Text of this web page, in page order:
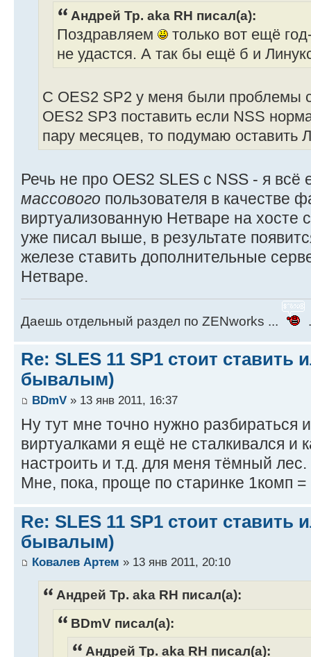
Андрей Тр. aka RH писал(а):
Поздравляем
только вот ещё
не удастся. А так бы ещё б и
С OES2 SP2 у меня были проблемы
OES2 SP3 поставить если NSS
пару месяцев, то подумаю оставить
Речь не про OES2 SLES с NSS - я
массового пользователя в качестве
виртуализованную Нетваре на хосте
уже писал выше, в результате
железе ставить дополнительные
Нетваре.
Даешь отдельный раздел по ZENworks ...
Re: SLES 11 SP1 стоит ставить
бывалым)
BDmV » 13 янв 2011, 16:37
Ну тут мне точно нужно разбираться
виртуалками я ещё не сталкивался и
настроить и т.д. для меня тёмный лес.
Мне, пока, проще по старинке 1комп
Re: SLES 11 SP1 стоит ставить
бывалым)
Ковалев Артем » 13 янв 2011, 20:10
Андрей Тр. aka RH писал(а):
BDmV писал(а):
Андрей Тр. aka RH писал(а):